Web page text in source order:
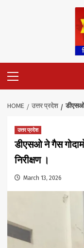
Menu
HOME उत्तर प्रदेश डीएसओ
उत्तर प्रदेश
डीएसओ ने गैस
निरीक्षण ।
March 13, 2026